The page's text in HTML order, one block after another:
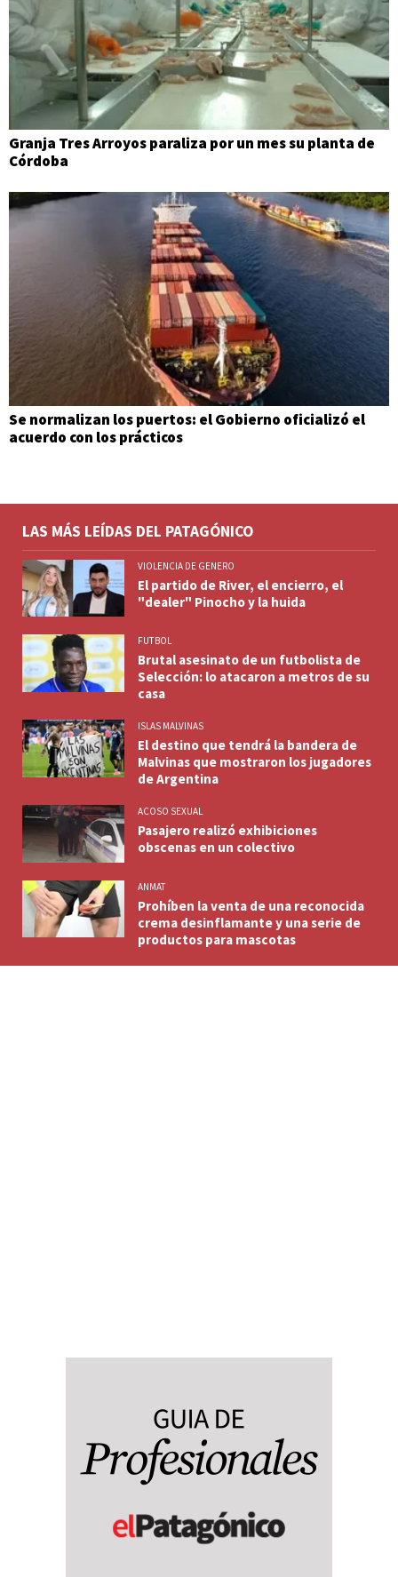
Granja Tres Arroyos paraliza por un mes su planta de
Córdoba
Se normalizan los puertos: el Gobierno oficializó el
acuerdo con los prácticos
LAS MÁS LEÍDAS DEL PATAGÓNICO
VIOLENCIA DE GENERO
El partido de River, el encierro, el
"dealer" Pinocho y la huida
FUTBOL
Brutal asesinato de un futbolista de
Selección: lo atacaron a metros de su
casa
ISLAS MALVINAS
El destino que tendrá la bandera de
Malvinas que mostraron los jugadores
de Argentina
ACOSO SEXUAL
Pasajero realizó exhibiciones
obscenas en un colectivo
ANMAT
Prohíben la venta de una reconocida
crema desinflamante y una serie de
productos para mascotas